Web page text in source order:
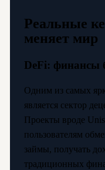
Реальные
меняет мир
DeFi: финансы
Одним из самых
является сектор
Проекты вроде
пользователям
займы, получать
традиционных